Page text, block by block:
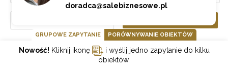
doradca@salebiznesowe.pl
GOONLINE.PL SPÓŁKA Z OGRANICZONĄ ODPOWIEDZIALNOŚCIĄ SP.K.
GRUPOWE ZAPYTANIE PORÓWNYWANIE OBIEKTÓW
Nowość! Kliknij ikonę
i wyślij jedno zapytanie do kilku
obiektów.